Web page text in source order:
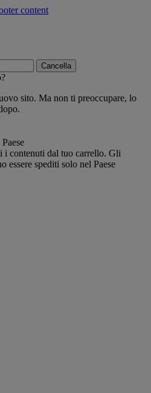
content
Cancella
sito. Ma non ti preoccupare, lo
i contenuti dal tuo carrello. Gli
essere spediti solo nel Paese